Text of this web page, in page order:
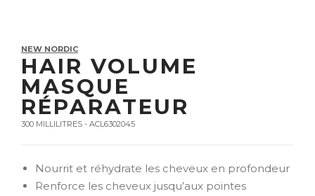
NEW NORDIC
HAIR VOLUME
MASQUE
RÉPARATEUR
300 MILLILITRES - ACL6302045
Nourrit et réhydrate les cheveux en profondeur
Renforce les cheveux jusqu’aux pointes